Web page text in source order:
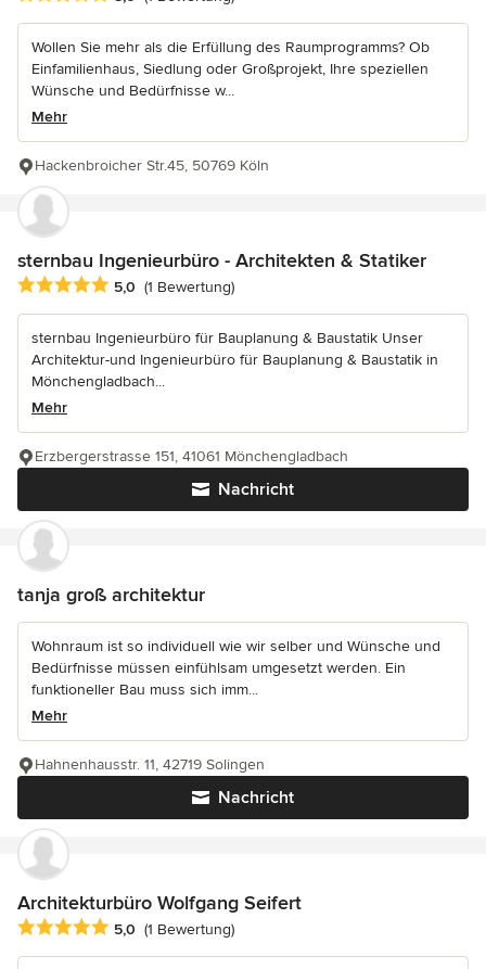
Wollen Sie mehr als die Erfüllung des Raumprogramms? Ob
Einfamilienhaus, Siedlung oder Großprojekt, Ihre speziellen
Wünsche und Bedürfnisse w...
Mehr
Hackenbroicher Str.45, 50769 Köln
sternbau Ingenieurbüro - Architekten & Statiker
Durchschnittliche Bewertung: 5 von 5 Sternen
5,0 (1 Bewertung)
sternbau Ingenieurbüro für Bauplanung & Baustatik Unser
Architektur-und Ingenieurbüro für Bauplanung & Baustatik in
Mönchengladbach...
Mehr
Nachricht
Erzbergerstrasse 151, 41061 Mönchengladbach
tanja groß architektur
Wohnraum ist so individuell wie wir selber und Wünsche und
Bedürfnisse müssen einfühlsam umgesetzt werden. Ein
funktioneller Bau muss sich imm...
Mehr
Nachricht
Hahnenhausstr. 11, 42719 Solingen
Architekturbüro Wolfgang Seifert
Durchschnittliche Bewertung: 5 von 5 Sternen
5,0 (1 Bewertung)